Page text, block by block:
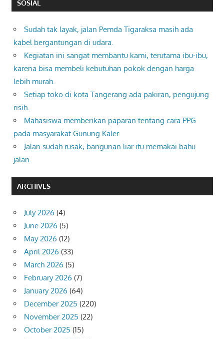
SOSIAL
Sudah tak layak, jalan Pemda Tigaraksa masih ada
kabel bergantungan di udara.
Kegiatan ini sangat membantu kami, terutama ibu-ibu,
karena bisa membeli kebutuhan pokok dengan harga
lebih murah.
Setiap toko di kota Tangerang ada pakiran, pengujung
risih.
Mahasiswa memberikan paparan tentang cara PPG
pada masyarakat Gunung Kaler.
Jalan sudah rusak, bangunan liar itu memakai bahu
jalan.
ARCHIVES
July 2026 (4)
June 2026 (5)
May 2026 (12)
April 2026 (33)
March 2026 (5)
February 2026 (7)
January 2026 (64)
December 2025 (220)
November 2025 (22)
October 2025 (15)